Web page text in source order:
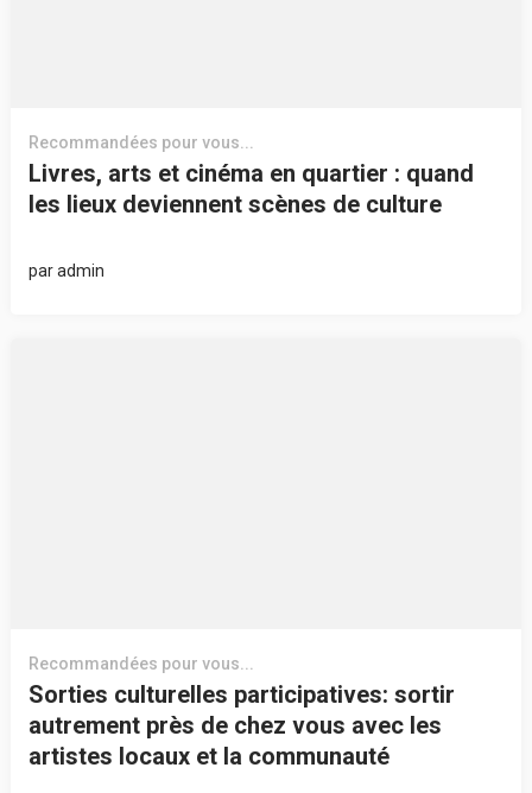
Recommandées pour vous...
Livres, arts et cinéma en quartier : quand
les lieux deviennent scènes de culture
paradmin
Recommandées pour vous...
Sorties culturelles participatives: sortir
autrement près de chez vous avec les
artistes locaux et la communauté